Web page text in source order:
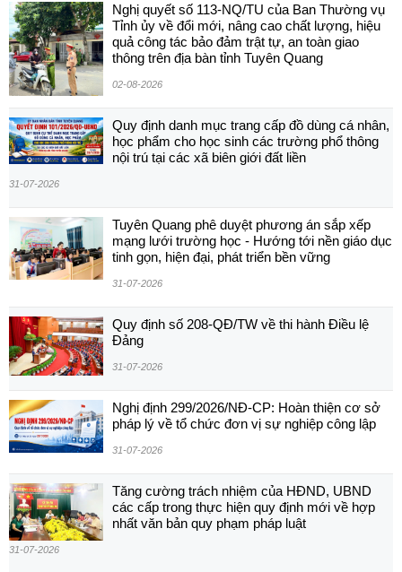
Nghị quyết số 113-NQ/TU của Ban Thường vụ
Tỉnh ủy về đổi mới, nâng cao chất lượng, hiệu
quả công tác bảo đảm trật tự, an toàn giao
thông trên địa bàn tỉnh Tuyên Quang
02-08-2026
Quy định danh mục trang cấp đồ dùng cá nhân,
học phẩm cho học sinh các trường phổ thông
nội trú tại các xã biên giới đất liền
31-07-2026
Tuyên Quang phê duyệt phương án sắp xếp
mạng lưới trường học - Hướng tới nền giáo dục
tinh gọn, hiện đại, phát triển bền vững
31-07-2026
Quy định số 208-QĐ/TW về thi hành Điều lệ
Đảng
31-07-2026
Nghị định 299/2026/NĐ-CP: Hoàn thiện cơ sở
pháp lý về tổ chức đơn vị sự nghiệp công lập
31-07-2026
Tăng cường trách nhiệm của HĐND, UBND
các cấp trong thực hiện quy định mới về hợp
nhất văn bản quy phạm pháp luật
31-07-2026